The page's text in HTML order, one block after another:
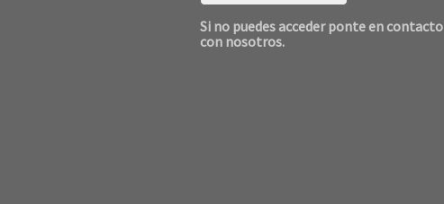
Si no puedes acceder ponte en contacto
con nosotros.